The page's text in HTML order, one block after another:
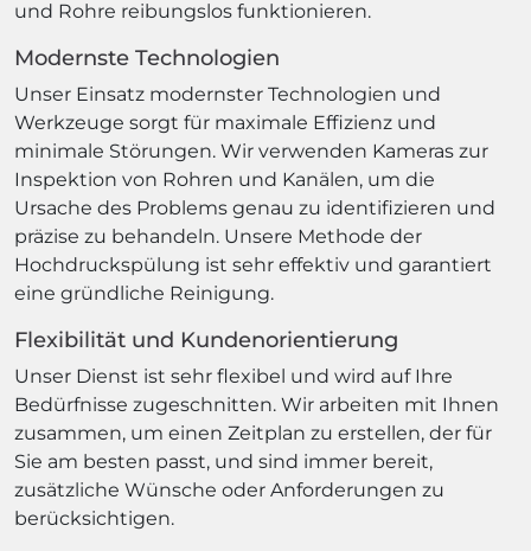
und Rohre reibungslos funktionieren.
Modernste Technologien
Unser Einsatz modernster Technologien und
Werkzeuge sorgt für maximale Effizienz und
minimale Störungen. Wir verwenden Kameras zur
Inspektion von Rohren und Kanälen, um die
Ursache des Problems genau zu identifizieren und
präzise zu behandeln. Unsere Methode der
Hochdruckspülung ist sehr effektiv und garantiert
eine gründliche Reinigung.
Flexibilität und Kundenorientierung
Unser Dienst ist sehr flexibel und wird auf Ihre
Bedürfnisse zugeschnitten. Wir arbeiten mit Ihnen
zusammen, um einen Zeitplan zu erstellen, der für
Sie am besten passt, und sind immer bereit,
zusätzliche Wünsche oder Anforderungen zu
berücksichtigen.